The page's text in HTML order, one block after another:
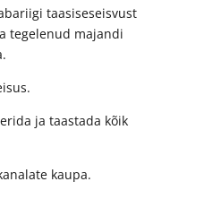
taasiseseisvust
tegelenud majandi
ja taastada kõik
kaupa.